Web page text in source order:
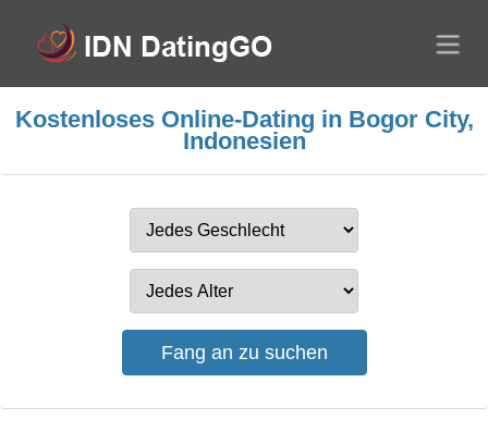
Kostenloses Online-Dating in Bogor City,
Indonesien